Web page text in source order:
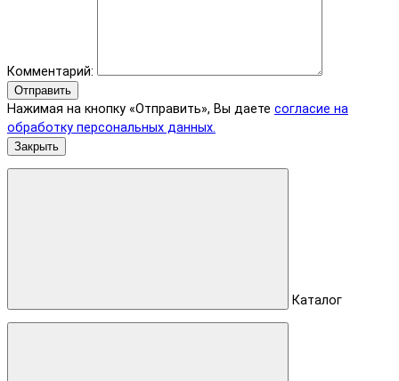
Комментарий:
Отправить
Нажимая на кнопку «Отправить», Вы даете согласие на
обработку персональных данных.
Закрыть
Каталог